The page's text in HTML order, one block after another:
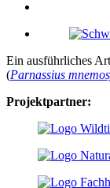
Ein ausführliches
(Parnassius
Projektpartner: